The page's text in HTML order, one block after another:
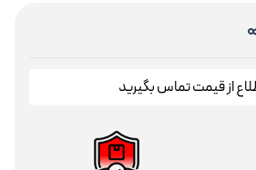
از قیمت تماس بگیرید